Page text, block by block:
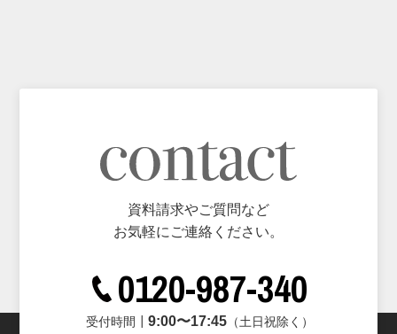
資料請求やご質問など
お気軽にご連絡ください。
0120-987-340
受付時間┃ 9:00〜17:45（土日祝除く）